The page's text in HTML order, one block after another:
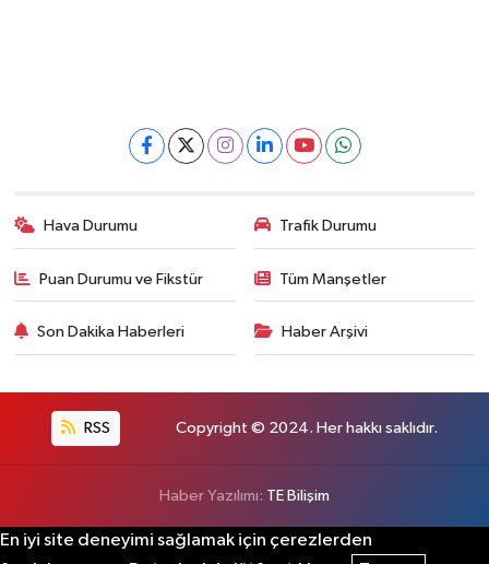
Hava Durumu Trafik Durumu
Puan Durumu ve Fikstür Tüm Manşetler
Son Dakika Haberleri Haber Arşivi
RSS Copyright © 2024. Her hakkı saklıdır.
Haber Yazılımı: TE Bilişim
En iyi site deneyimi sağlamak için çerezlerden